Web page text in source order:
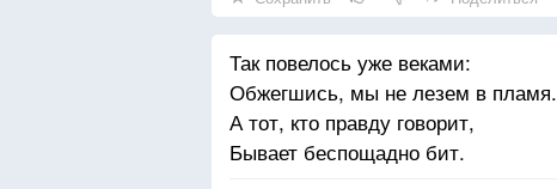
Так повелось уже веками:
Обжегшись, мы не лезем в пламя.
А тот, кто правду говорит,
Бывает беспощадно бит.